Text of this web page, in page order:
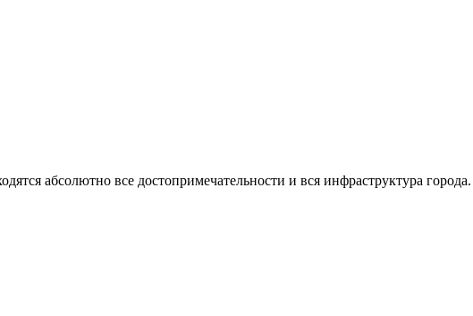
абсолютно все достопримечательности и вся инфраструктура города.